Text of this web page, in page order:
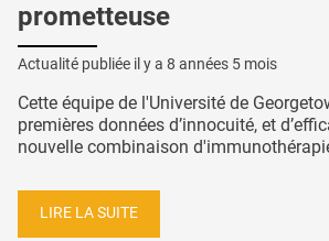
prometteuse
Actualité publiée il y a 8 années 5 mois
Cette équipe de l'Université de
premières données d’innocuité, et
nouvelle combinaison
LIRE LA SUITE